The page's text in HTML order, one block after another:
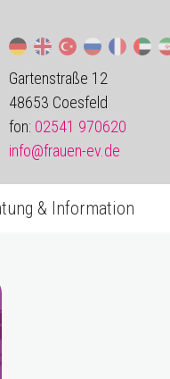
Gartenstraße 12
48653 Coesfeld
fon: 02541 970620
info@frauen-ev.de
& Information